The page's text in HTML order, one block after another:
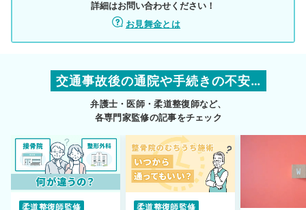
詳細はお問い合わせください！
お見舞金とは
交通事故後の通院や手続きの不安…
弁護士・医師・柔道整復師など、
各専門家監修の記事をチェック
柔道整復師監修 柔道整復師監修